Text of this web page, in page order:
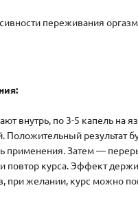
переживания
внутрь, по 3-5 капель на
Положительный результат
применения. Затем —
повтор курса. Эффект
при желании, курс можно